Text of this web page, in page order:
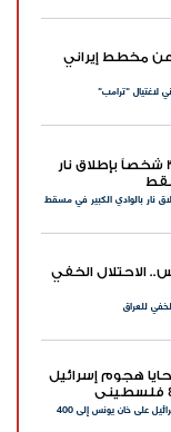
مخطط إيراني
لاغتيال "ترامب"
عُمان.. مقتل وإصابة 34 شخصاً بإطلاق نار
الاحتلال الخفي
للعراق
هجوم إسرائيل
غزة.. ارتفاع حصيلة ضحايا هجوم إسرائيل على خان يونس إلى 400